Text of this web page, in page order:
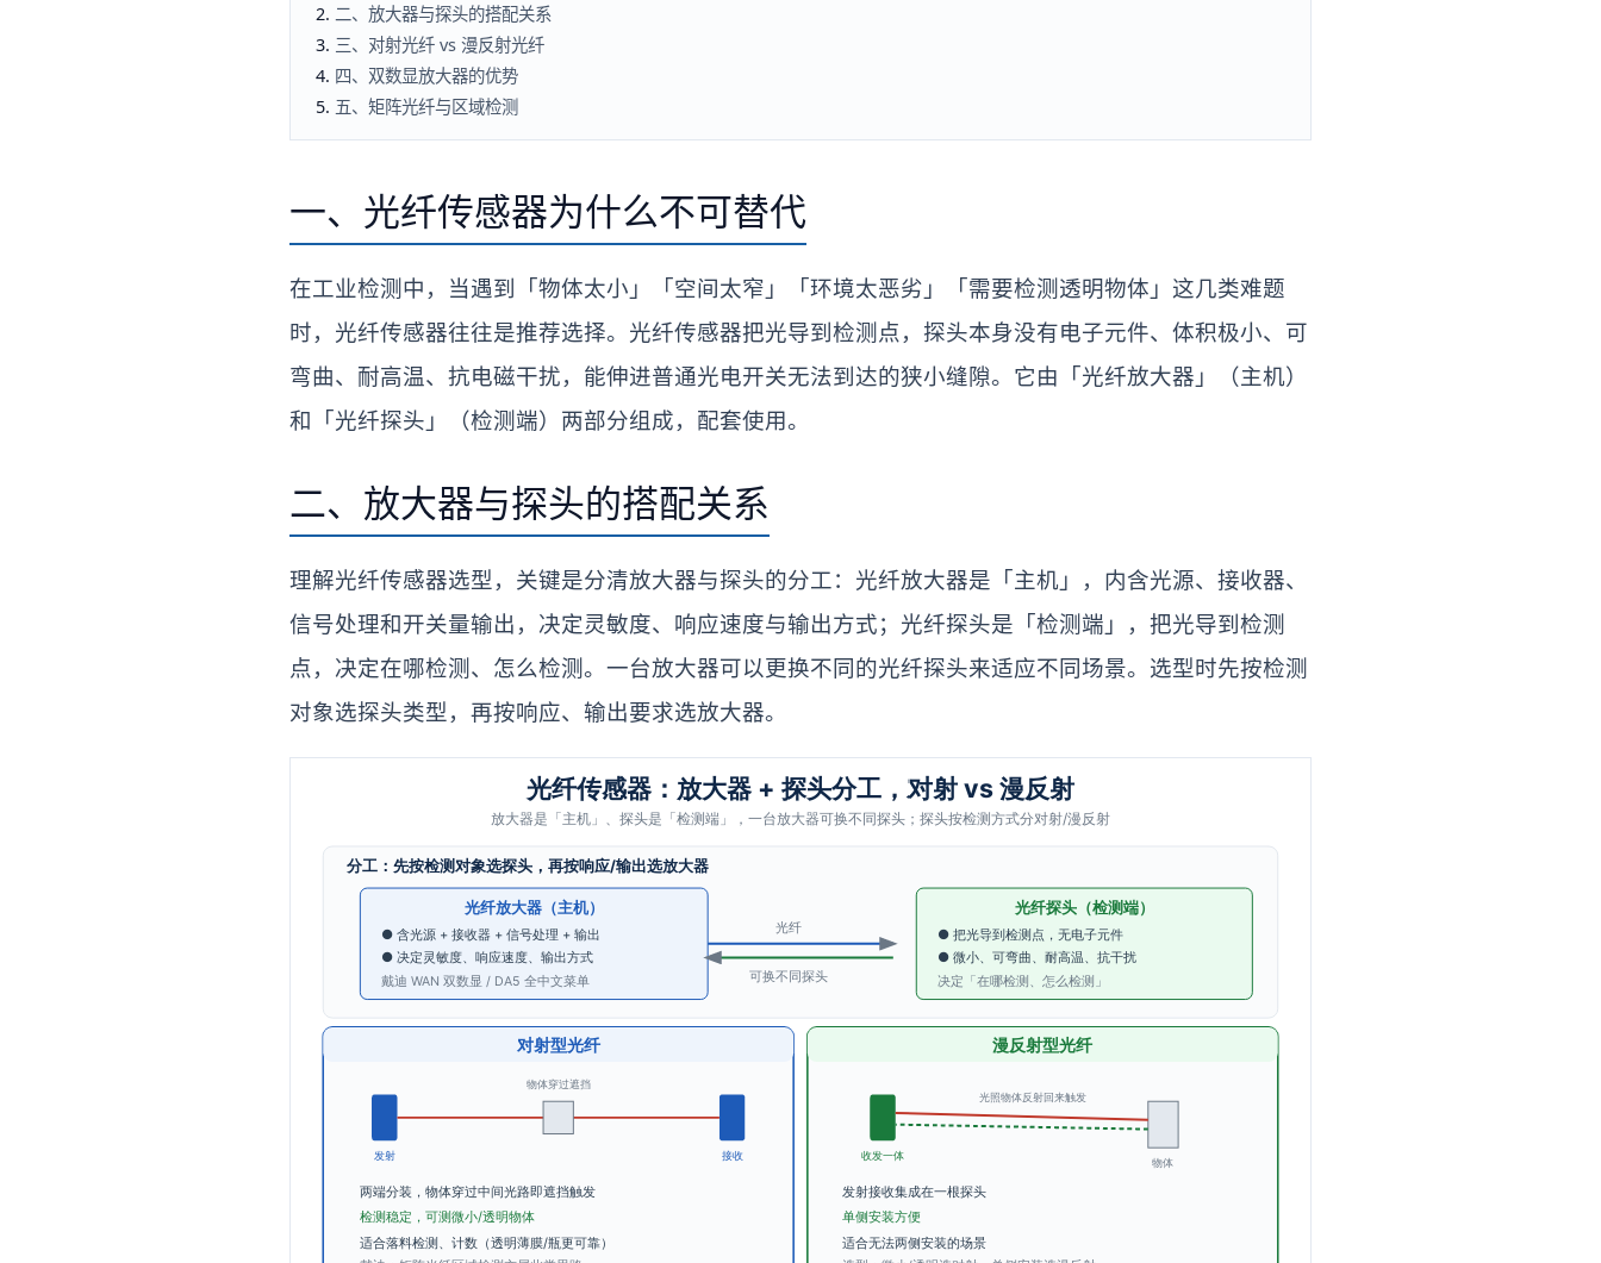
二、放大器与探头的搭配关系
三、对射光纤 vs 漫反射光纤
四、双数显放大器的优势
五、矩阵光纤与区域检测
一、光纤传感器为什么不可替代
在工业检测中，当遇到「物体太小」「空间太窄」「环境太恶劣」「需要检测透明物体」这几类难题
时，光纤传感器往往是推荐选择。光纤传感器把光导到检测点，探头本身没有电子元件、体积极小、可
弯曲、耐高温、抗电磁干扰，能伸进普通光电开关无法到达的狭小缝隙。它由「光纤放大器」（主机）
和「光纤探头」（检测端）两部分组成，配套使用。
二、放大器与探头的搭配关系
理解光纤传感器选型，关键是分清放大器与探头的分工：光纤放大器是「主机」，内含光源、接收器、
信号处理和开关量输出，决定灵敏度、响应速度与输出方式；光纤探头是「检测端」，把光导到检测
点，决定在哪检测、怎么检测。一台放大器可以更换不同的光纤探头来适应不同场景。选型时先按检测
对象选探头类型，再按响应、输出要求选放大器。